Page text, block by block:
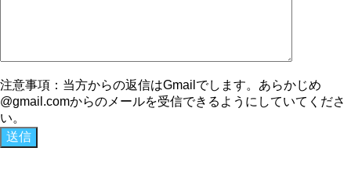
注意事項：当方からの返信はGmailでします。あらかじめ
@gmail.comからのメールを受信できるようにしていてくださ
い。